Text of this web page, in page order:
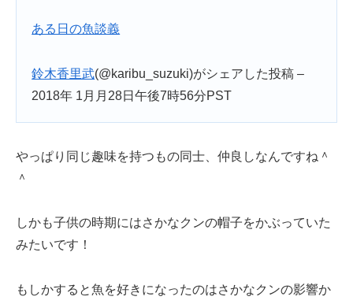
ある日の魚談義
鈴木香里武(@karibu_suzuki)がシェアした投稿 –
2018年 1月月28日午後7時56分PST
やっぱり同じ趣味を持つもの同士、仲良しなんですね＾
＾
しかも子供の時期にはさかなクンの帽子をかぶっていた
みたいです！
もしかすると魚を好きになったのはさかなクンの影響か